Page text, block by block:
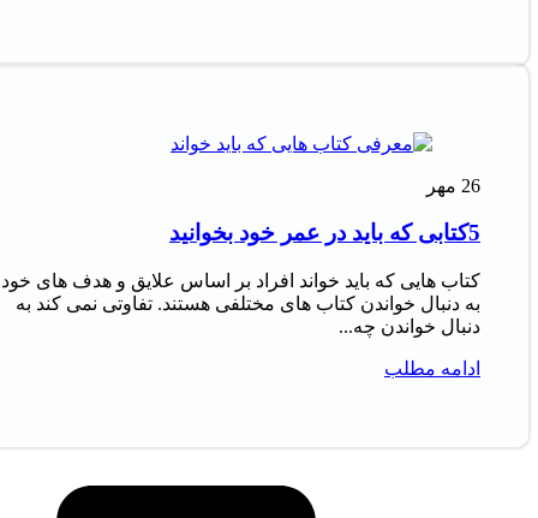
26 مهر
5کتابی که باید در عمر خود بخوانید
کتاب‌ هایی که باید خواند افراد بر اساس علایق و هدف‌ های خود
به دنبال خواندن کتاب‌ های مختلفی هستند. تفاوتی نمی‌ کند به
دنبال خواندن چه...
ادامه مطلب